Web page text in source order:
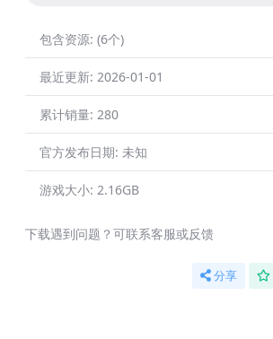
包含资源: (6个)
最近更新: 2026-01-01
累计销量: 280
官方发布日期: 未知
游戏大小: 2.16GB
下载遇到问题？可联系客服或反馈
分享